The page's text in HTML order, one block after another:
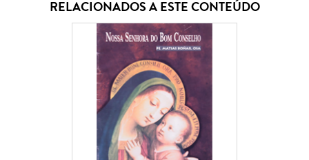
RELACIONADOS A ESTE CONTEÚDO